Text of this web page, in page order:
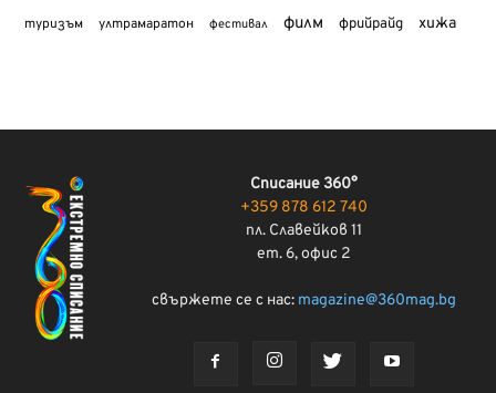
туризъм ултрамаратон фестивал филм фрийрайд хижа
Списание 360°
+359 878 612 740
пл. Славейков 11
ет. 6, офис 2
свържете се с нас: magazine@360mag.bg